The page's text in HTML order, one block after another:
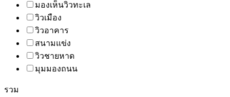
มองเห็นวิวทะเล
วิวเมือง
วิวอาคาร
สนามแข่ง
วิวชายหาด
มุมมองถนน
รวม